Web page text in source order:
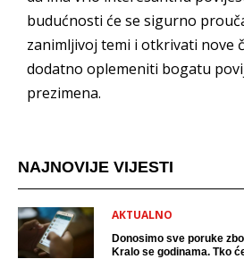
budućnosti će se sigurno
zanimljivoj temi i otkrivati nove
dodatno oplemeniti bogatu
prezimena.
NAJNOVIJE VIJESTI
AKTUALNO
Donosimo sve poruke
Kralo se godinama. Tko